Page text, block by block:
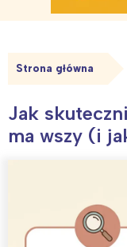
Strona główna
Jak
ma wszy (i